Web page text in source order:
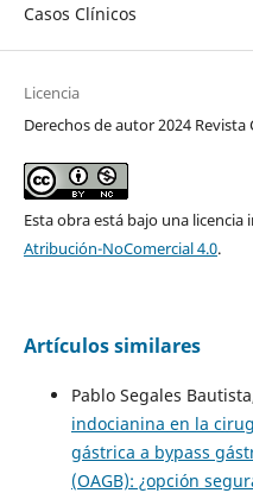
Casos Clínicos
Licencia
Derechos de autor 2024 Revista
Esta obra está bajo una licencia
Atribución-NoComercial 4.0.
Artículos similares
Pablo Segales
indocianina en la
gástrica a bypass
(OAGB): ¿opción